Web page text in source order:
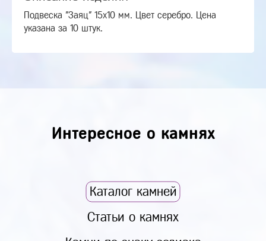
Подвеска "Заяц" 15х10 мм. Цвет серебро. Цена
указана за 10 штук.
Интересное о камнях
Каталог камней
Статьи о камнях